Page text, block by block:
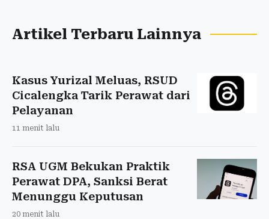
Artikel Terbaru Lainnya
Kasus Yurizal Meluas, RSUD
Cicalengka Tarik Perawat dari
Pelayanan
11 menit lalu
RSA UGM Bekukan Praktik
Perawat DPA, Sanksi Berat
Menunggu Keputusan
20 menit lalu